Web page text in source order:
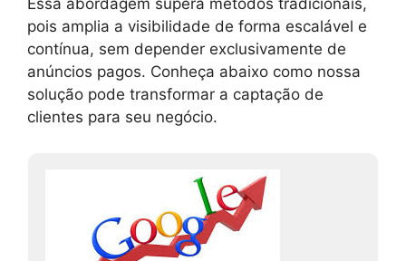
Essa abordagem supera métodos tradicionais,
pois amplia a visibilidade de forma escalável e
contínua, sem depender exclusivamente de
anúncios pagos. Conheça abaixo como nossa
solução pode transformar a captação de
clientes para seu negócio.